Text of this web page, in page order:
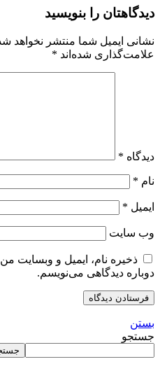
دیدگاهتان را بنویسید
نشانی ایمیل شما منتشر نخواهد
علامت‌گذاری شده‌اند *
دیدگاه *
نام *
ایمیل *
وب‌ سایت
ذخیره نام، ایمیل و وبسایت
دوباره دیدگاهی می‌نویسم.
بستن
جستجو